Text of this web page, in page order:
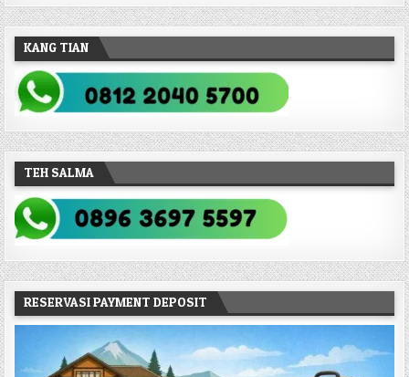
KANG TIAN
TEH SALMA
RESERVASI PAYMENT DEPOSIT